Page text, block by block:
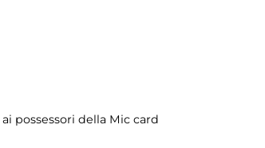
ai possessori della Mic card